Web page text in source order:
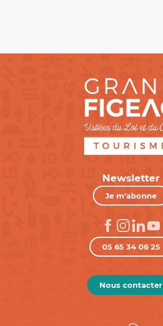
Newsletter
Je m'abonne
05 65 34 06 25
Nous contacter